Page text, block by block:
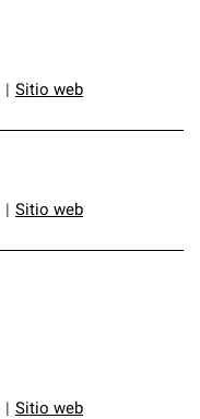
Sitio web
Sitio web
Sitio web